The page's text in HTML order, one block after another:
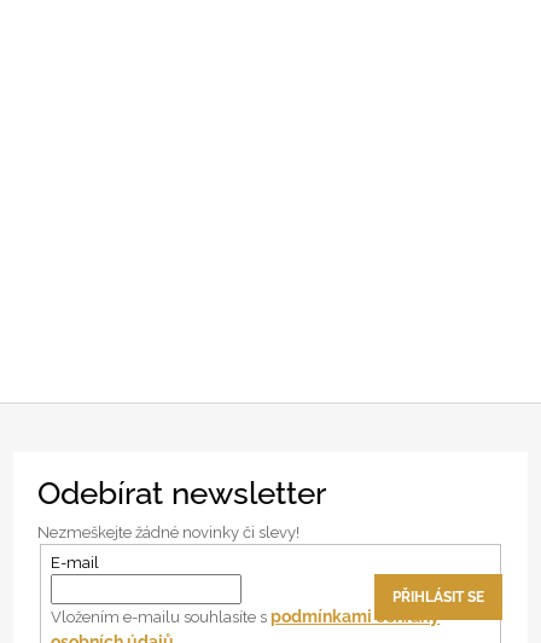
Odebírat newsletter
Nezmeškejte žádné novinky či slevy!
E-mail
Vložením e-mailu souhlasíte spodmínkami ochrany
PŘIHLÁSIT SE